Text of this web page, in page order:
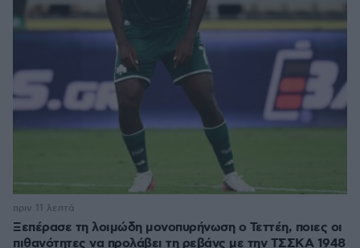
Ξεπέρασε τη λοιμώδη μονοπυρήνωση ο Τεττέη, ποιες οι
πιθανότητες να προλάβει τη ρεβάνς με την ΤΣΣΚΑ 1948
πριν 11 λεπτά